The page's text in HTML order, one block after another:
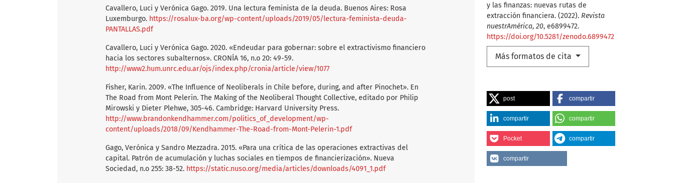
y las finanzas: nuevas rutas de
extracción financiera. (2022). Revista
nuestrAmérica, 20, e6899472.
https://doi.org/10.5281/zenodo.6899472
Más formatos de cita
post compartir
compartir compartir
Pocket compartir
compartir
Cavallero, Luci y Verónica Gago. 2019. Una lectura feminista de la deuda. Buenos Aires: Rosa
Luxemburgo. https://rosalux-ba.org/wp-content/uploads/2019/05/lectura-feminista-deuda-
PANTALLAS.pdf
Cavallero, Luci y Verónica Gago. 2020. «Endeudar para gobernar: sobre el extractivismo financiero
hacia los sectores subalternos». CRONÍA 16, n.o 20: 49-59.
http://www2.hum.unrc.edu.ar/ojs/index.php/cronia/article/view/1077
Fisher, Karin. 2009. «The Influence of Neoliberals in Chile before, during, and after Pinochet». En
The Road from Mont Pelerin. The Making of the Neoliberal Thought Collective, editado por Philip
Mirowski y Dieter Plehwe, 305-46. Cambridge: Harvard University Press.
http://www.brandonkendhammer.com/politics_of_development/wp-
content/uploads/2018/09/Kendhammer-The-Road-from-Mont-Pelerin-1.pdf
Gago, Verónica y Sandro Mezzadra. 2015. «Para una crítica de las operaciones extractivas del
capital. Patrón de acumulación y luchas sociales en tiempos de financierización». Nueva
Sociedad, n.o 255: 38-52. https://static.nuso.org/media/articles/downloads/4091_1.pdf